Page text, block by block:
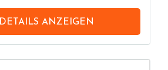
DETAILS ANZEIGEN